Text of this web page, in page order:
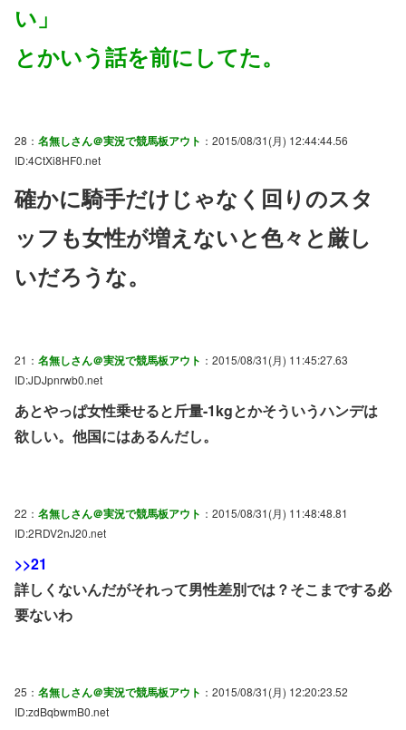
い」
とかいう話を前にしてた。
28： 名無しさん＠実況で競馬板アウト ：2015/08/31(月) 12:44:44.56
ID:4CtXi8HF0.net
確かに騎手だけじゃなく回りのスタ
ッフも女性が増えないと色々と厳し
いだろうな。
21： 名無しさん＠実況で競馬板アウト ：2015/08/31(月) 11:45:27.63
ID:JDJpnrwb0.net
あとやっぱ女性乗せると斤量-1kgとかそういうハンデは
欲しい。他国にはあるんだし。
22： 名無しさん＠実況で競馬板アウト ：2015/08/31(月) 11:48:48.81
ID:2RDV2nJ20.net
>>21
詳しくないんだがそれって男性差別では？そこまでする必
要ないわ
25： 名無しさん＠実況で競馬板アウト ：2015/08/31(月) 12:20:23.52
ID:zdBqbwmB0.net